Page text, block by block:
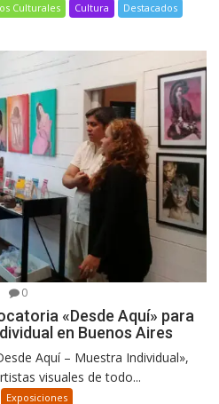
Culturales Cultura
Destacados
0
«Desde Aquí» para
en Buenos Aires
Aquí – Muestra Individual»,
visuales de todo...
Exposiciones